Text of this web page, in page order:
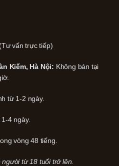
(Tư vấn trực tiếp)
Kiếm, Hà Nội: Không bán tại
từ 1-2 ngày.
4 ngày.
vòng 48 tiếng.
từ 18 tuổi trở lên.